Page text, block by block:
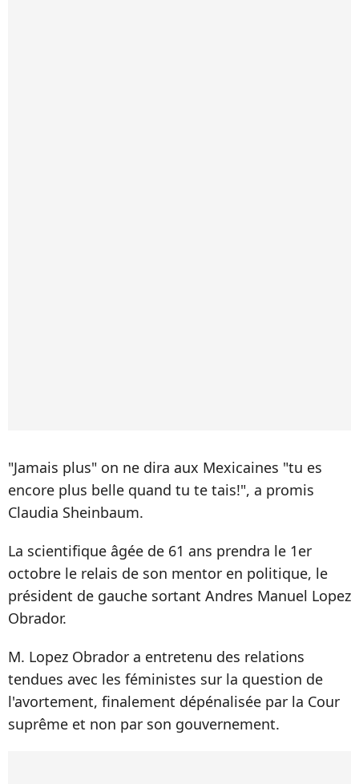
"Jamais plus" on ne dira aux Mexicaines "tu es
encore plus belle quand tu te tais!", a promis
Claudia Sheinbaum.
La scientifique âgée de 61 ans prendra le 1er
octobre le relais de son mentor en politique, le
président de gauche sortant Andres Manuel Lopez
Obrador.
M. Lopez Obrador a entretenu des relations
tendues avec les féministes sur la question de
l'avortement, finalement dépénalisée par la Cour
suprême et non par son gouvernement.